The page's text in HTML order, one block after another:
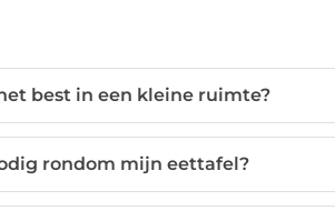
best in een kleine ruimte?
rondom mijn eettafel?